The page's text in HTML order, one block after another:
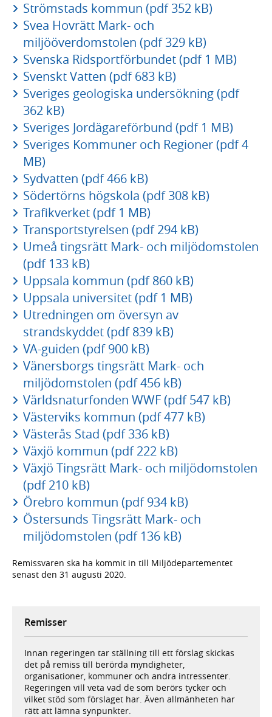
Strömstads kommun (pdf 352 kB)
Svea Hovrätt Mark- och
miljööverdomstolen (pdf 329 kB)
Svenska Ridsportförbundet (pdf 1 MB)
Svenskt Vatten (pdf 683 kB)
Sveriges geologiska undersökning (pdf
362 kB)
Sveriges Jordägareförbund (pdf 1 MB)
Sveriges Kommuner och Regioner (pdf 4
MB)
Sydvatten (pdf 466 kB)
Södertörns högskola (pdf 308 kB)
Trafikverket (pdf 1 MB)
Transportstyrelsen (pdf 294 kB)
Umeå tingsrätt Mark- och miljödomstolen
(pdf 133 kB)
Uppsala kommun (pdf 860 kB)
Uppsala universitet (pdf 1 MB)
Utredningen om översyn av
strandskyddet (pdf 839 kB)
VA-guiden (pdf 900 kB)
Vänersborgs tingsrätt Mark- och
miljödomstolen (pdf 456 kB)
Världsnaturfonden WWF (pdf 547 kB)
Västerviks kommun (pdf 477 kB)
Västerås Stad (pdf 336 kB)
Växjö kommun (pdf 222 kB)
Växjö Tingsrätt Mark- och miljödomstolen
(pdf 210 kB)
Örebro kommun (pdf 934 kB)
Östersunds Tingsrätt Mark- och
miljödomstolen (pdf 136 kB)
Remissvaren ska ha kommit in till Miljödepartementet
senast den 31 augusti 2020.
Remisser
Innan regeringen tar ställning till ett förslag skickas
det på remiss till berörda myndigheter,
organisationer, kommuner och andra intressenter.
Regeringen vill veta vad de som berörs tycker och
vilket stöd som förslaget har. Även allmänheten har
rätt att lämna synpunkter.